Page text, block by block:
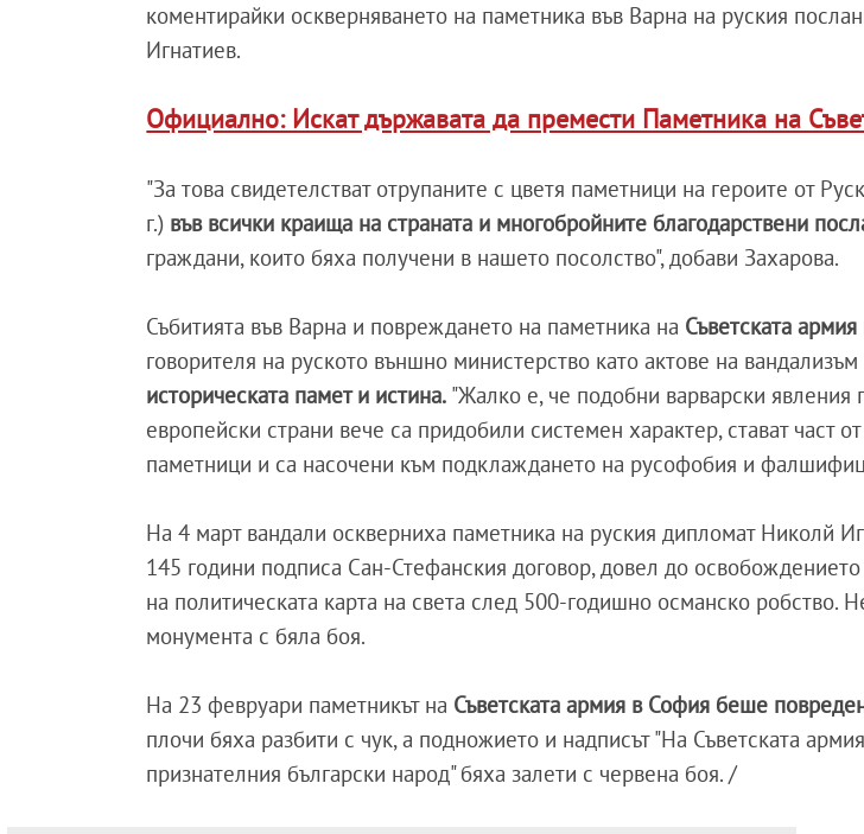
коментирайки оскверняването на паметника във Варна на руския
Игнатиев.
Официално: Искат държавата да премести Паметника на
"За това свидетелстват отрупаните с цветя паметници на героите от
г.) във всички краища на страната и многобройните благодарствени
граждани, които бяха получени в нашето посолство", добави Захарова.
Събитията във Варна и повреждането на паметника на Съветската
говорителя на руското външно министерство като актове на вандализъм
историческата памет и истина. "Жалко е, че подобни варварски явления
европейски страни вече са придобили системен характер, стават част
паметници и са насочени към подклаждането на русофобия и
На 4 март вандали оскверниха паметника на руския дипломат Николй
145 години подписа Сан-Стефанския договор, довел до освобождението
на политическата карта на света след 500-годишно османско робство.
монумента с бяла боя.
На 23 февруари паметникът на Съветската армия в София беше
плочи бяха разбити с чук, а подножието и надписът "На Съветската
признателния български народ" бяха залети с червена боя. /